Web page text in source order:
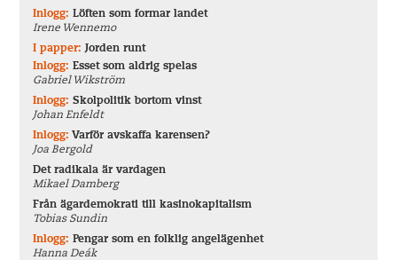
Inlogg:Löften som formar landet
Irene Wennemo
I papper:Jorden runt
Inlogg:Esset som aldrig spelas
Gabriel Wikström
Inlogg:Skolpolitik bortom vinst
Johan Enfeldt
Inlogg: Varför avskaffa karensen?
Joa Bergold
Det radikala är vardagen
Mikael Damberg
Från ägardemokrati till kasinokapitalism
Tobias Sundin
Inlogg:Pengar som en folklig angelägenhet
Hanna Deák